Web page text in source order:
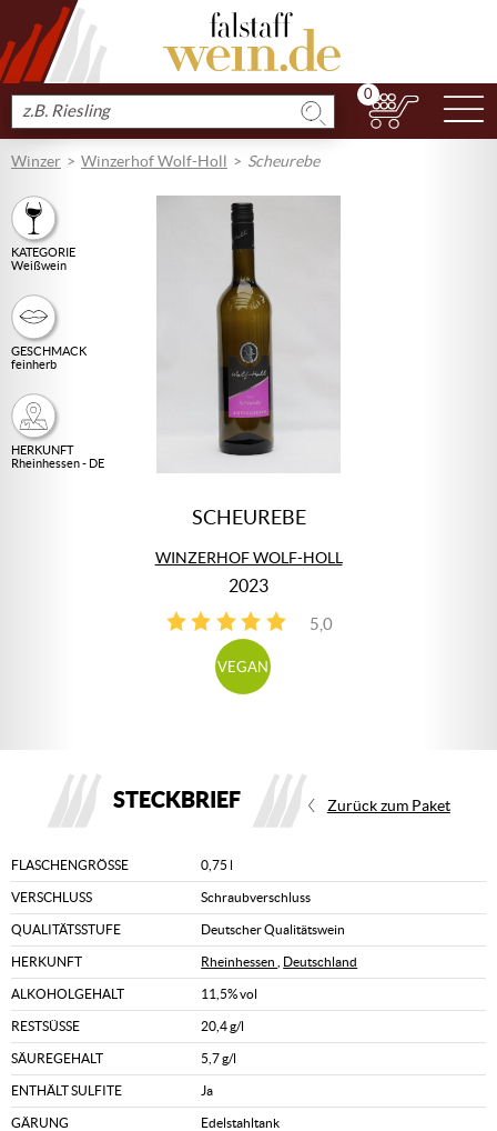
Produkt
suchen
0
Winzer Winzerhof Wolf-Holl Scheurebe
KATEGORIE
Weißwein
GESCHMACK
feinherb
HERKUNFT
Rheinhessen - DE
SCHEUREBE
WINZERHOF WOLF-HOLL
2023
5,0
1
VEGAN
STECKBRIEF Zurück zum Paket
FLASCHENGRÖSSE 0,75 l
VERSCHLUSS Schraubverschluss
QUALITÄTSSTUFE Deutscher Qualitätswein
HERKUNFT Rheinhessen Deutschland
ALKOHOLGEHALT 11,5% vol
RESTSÜSSE 20,4 g/l
SÄUREGEHALT 5,7 g/l
ENTHÄLT SULFITE Ja
GÄRUNG Edelstahltank